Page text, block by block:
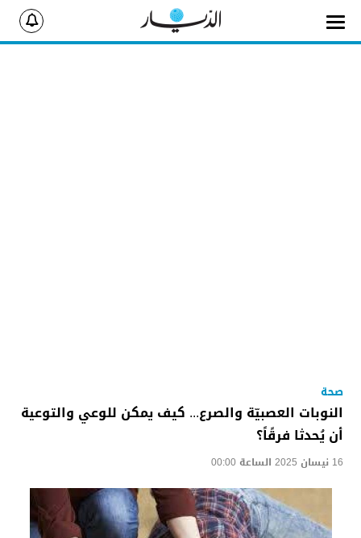
صحة
النوبات العصبيّة والصرع... كيف يمكن للوعي والتوعية
أن يُحدثا فرقًاً؟
16 نيسان 2025 الساعة 00:00